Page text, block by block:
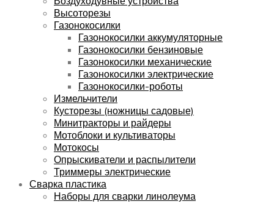
Высоторезы
Газонокосилки
Газонокосилки аккумуляторные
Газонокосилки бензиновые
Газонокосилки механические
Газонокосилки электрические
Газонокосилки-роботы
Измельчители
Кусторезы (ножницы садовые)
Минитракторы и райдеры
Мотоблоки и культиваторы
Мотокосы
Опрыскиватели и распылители
Триммеры электрические
Сварка пластика
Наборы для сварки линолеума